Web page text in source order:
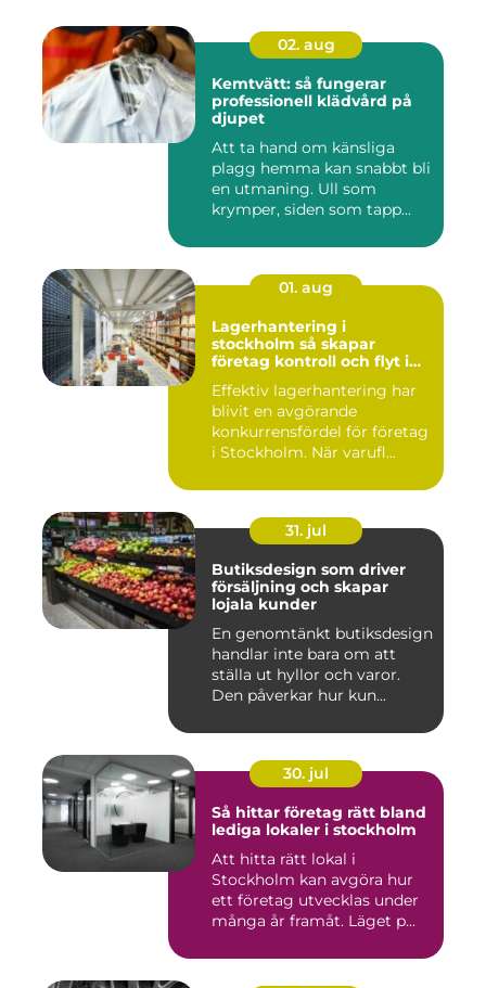
02. aug
Kemtvätt: så fungerar
professionell klädvård på
djupet
Att ta hand om känsliga
plagg hemma kan snabbt bli
en utmaning. Ull som
krymper, siden som tapp...
01. aug
Lagerhantering i
stockholm så skapar
företag kontroll och flyt i
Effektiv lagerhantering har
blivit en avgörande
konkurrensfördel för företag
i Stockholm. När varufl...
31. jul
Butiksdesign som driver
försäljning och skapar
lojala kunder
En genomtänkt butiksdesign
handlar inte bara om att
ställa ut hyllor och varor.
Den påverkar hur kun...
30. jul
Så hittar företag rätt bland
lediga lokaler i stockholm
Att hitta rätt lokal i
Stockholm kan avgöra hur
ett företag utvecklas under
många år framåt. Läget p...